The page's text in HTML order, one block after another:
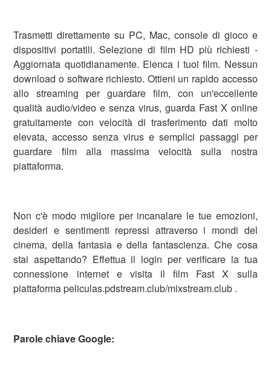
Trasmetti direttamente su PC, Mac, console di gioco e
dispositivi portatili. Selezione di film HD più richiesti -
Aggiornata quotidianamente. Elenca i tuoi film. Nessun
download o software richiesto. Ottieni un rapido accesso
allo streaming per guardare film, con un'eccellente
qualità audio/video e senza virus, guarda Fast X online
gratuitamente con velocità di trasferimento dati molto
elevata, accesso senza virus e semplici passaggi per
guardare film alla massima velocità sulla nostra
piattaforma.
Non c'è modo migliore per incanalare le tue emozioni,
desideri e sentimenti repressi attraverso i mondi del
cinema, della fantasia e della fantascienza. Che cosa
stai aspettando? Effettua il login per verificare la tua
connessione internet e visita il film Fast X sulla
piattaforma peliculas.pdstream.club/mixstream.club .
Parole chiave Google: